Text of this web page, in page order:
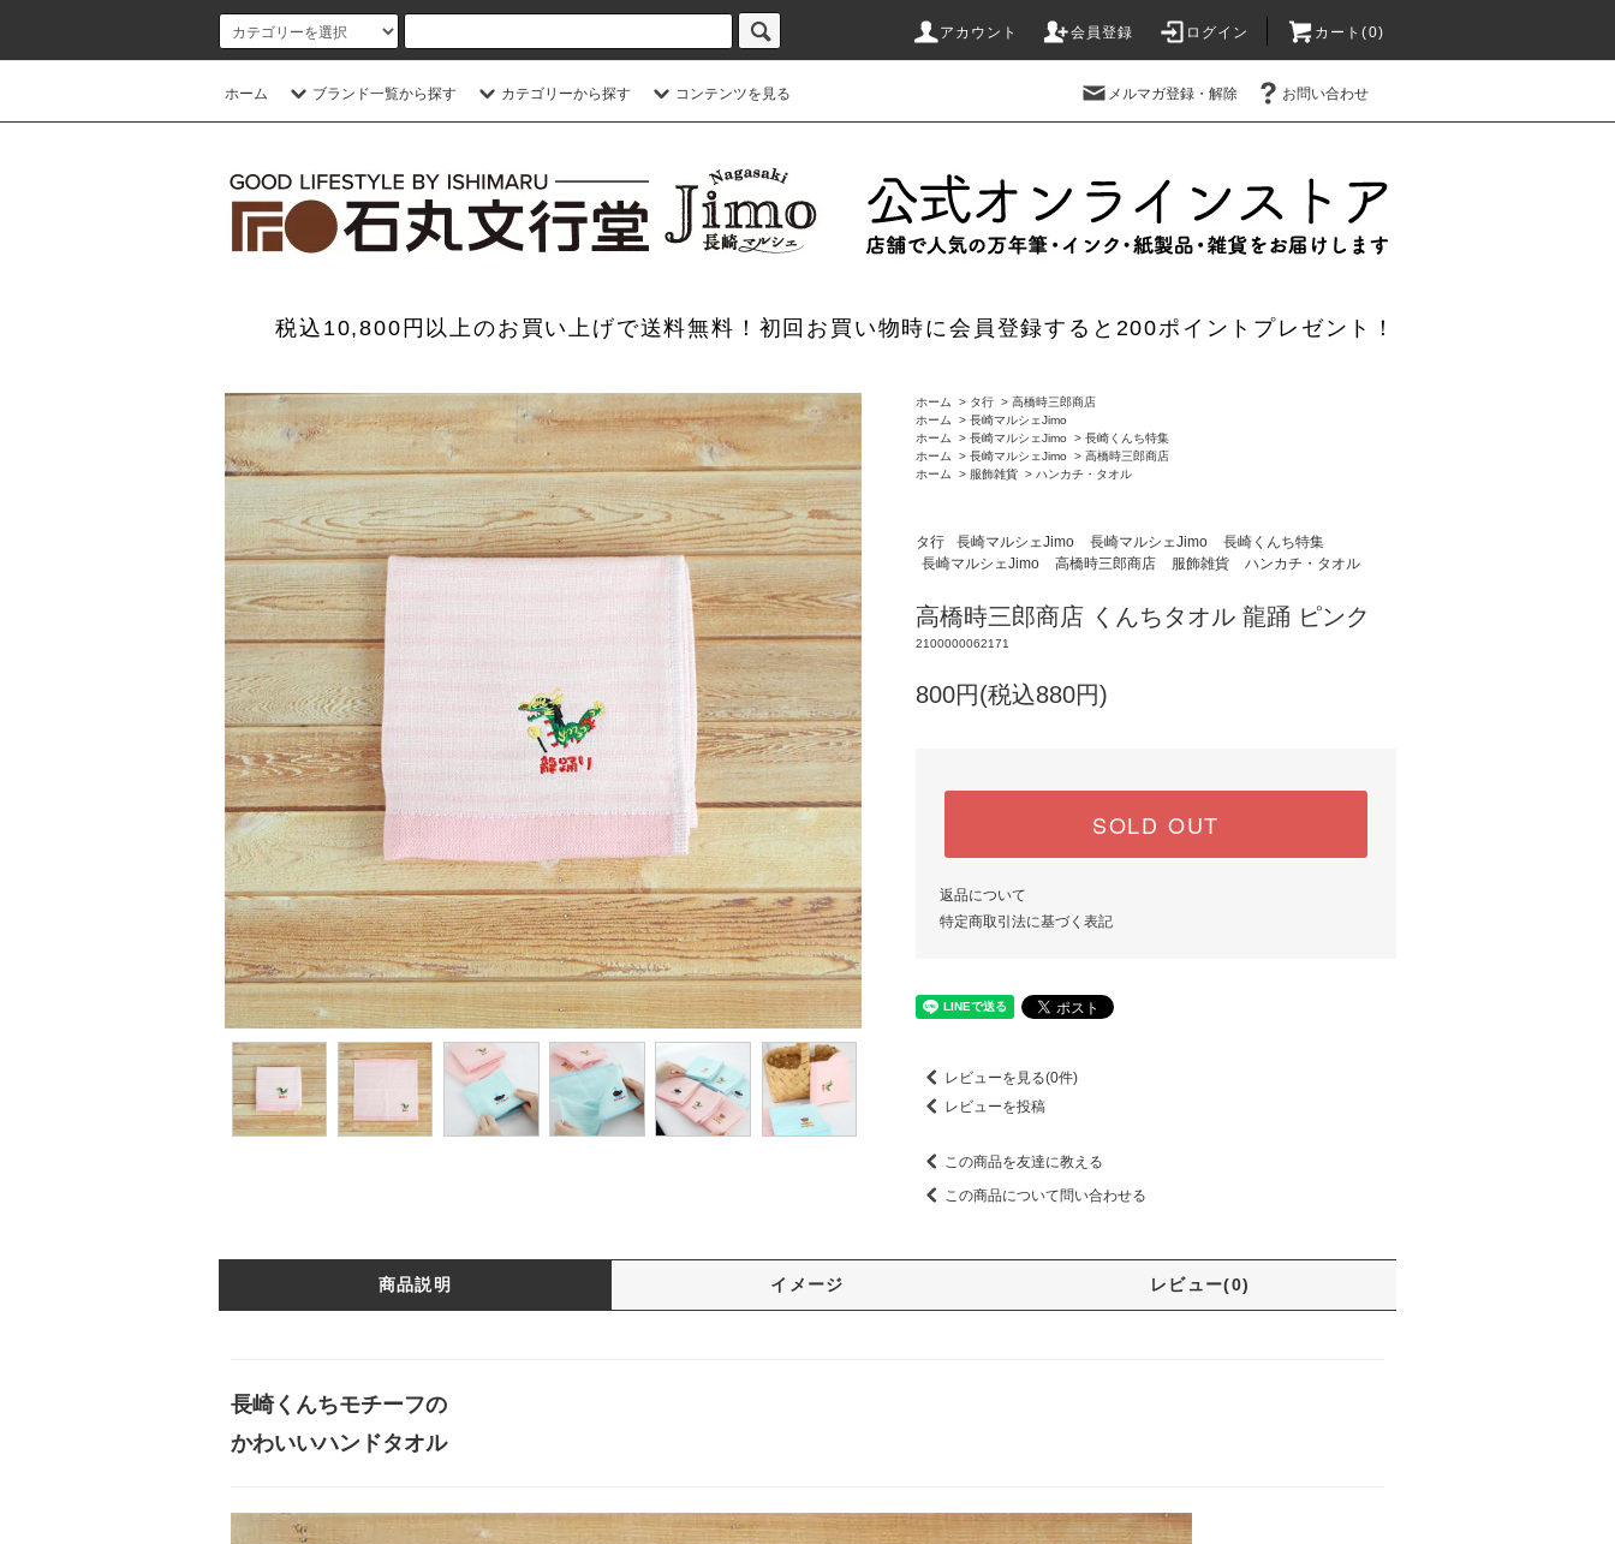
アカウント 会員登録 ログイン カート(0)
ホーム ブランド一覧から探す カテゴリーから探す コンテンツを見る メルマガ登録・解除 お問い合わせ
税込10,800円以上のお買い上げで送料無料！初回お買い物時に会員登録すると200ポイントプレゼント！
ホーム > タ行 > 高橋時三郎商店
ホーム
> 長崎マルシェJimo
ホーム
> 長崎マルシェJimo > 長崎くんち特集
ホーム
> 長崎マルシェJimo > 高橋時三郎商店
ホーム
> 服飾雑貨 > ハンカチ・タオル
タ行 長崎マルシェJimo 長崎マルシェJimo
長崎くんち特集
長崎マルシェJimo
高橋時三郎商店 服飾雑貨 ハンカチ・タオル
高橋時三郎商店 くんちタオル 龍踊 ピンク
2100000062171
800円(税込880円)
SOLD OUT
返品について
特定商取引法に基づく表記
レビューを見る(0件)
レビューを投稿
この商品を友達に教える
この商品について問い合わせる
商品説明 イメージ レビュー(0)
長崎くんちモチーフの
かわいいハンドタオル